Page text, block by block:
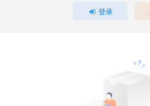
登录